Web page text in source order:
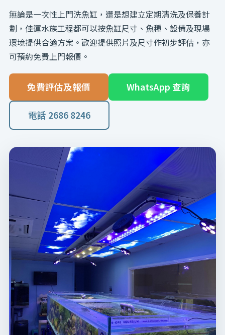
無論是一次性上門洗魚缸，還是想建立定期清洗及保養計
劃，佳運水族工程都可以按魚缸尺寸、魚種、設備及現場
環境提供合適方案。歡迎提供照片及尺寸作初步評估，亦
可預約免費上門報價。
免費評估及報價 WhatsApp 查詢
電話 2686 8246